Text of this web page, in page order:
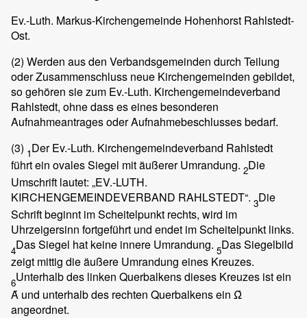
Ev.-Luth. Markus-Kirchengemeinde Hohenhorst Rahlstedt-
Ost.
(2) Werden aus den Verbandsgemeinden durch Teilung
oder Zusammenschluss neue Kirchengemeinden gebildet,
so gehören sie zum Ev.-Luth. Kirchengemeindeverband
Rahlstedt, ohne dass es eines besonderen
Aufnahmeantrages oder Aufnahmebeschlusses bedarf.
(3) 1Der Ev.-Luth. Kirchengemeindeverband Rahlstedt
führt ein ovales Siegel mit äußerer Umrandung. 2Die
Umschrift lautet: „EV.-LUTH.
KIRCHENGEMEINDEVERBAND RAHLSTEDT“. 3Die
Schrift beginnt im Scheitelpunkt rechts, wird im
Uhrzeigersinn fortgeführt und endet im Scheitelpunkt links.
4Das Siegel hat keine innere Umrandung. 5Das Siegelbild
zeigt mittig die äußere Umrandung eines Kreuzes.
6Unterhalb des linken Querbalkens dieses Kreuzes ist ein
Ά und unterhalb des rechten Querbalkens ein Ώ
angeordnet.